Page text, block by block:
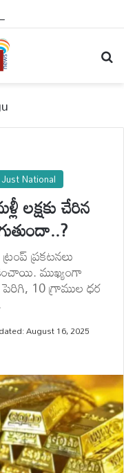
Just National
లక్షకు చేరిన
ప్రకటనలు
ముఖ్యంగా
10 గ్రాముల ధర
August 16, 2025